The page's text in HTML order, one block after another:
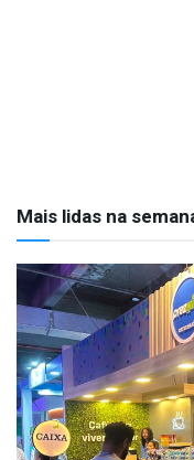
Mais lidas na